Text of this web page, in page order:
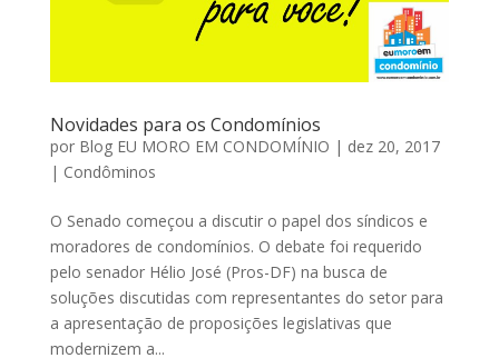
Novidades para os Condomínios
por Blog EU MORO EM CONDOMÍNIO | dez 20, 2017
| Condôminos
O Senado começou a discutir o papel dos síndicos e
moradores de condomínios. O debate foi requerido
pelo senador Hélio José (Pros-DF) na busca de
soluções discutidas com representantes do setor para
a apresentação de proposições legislativas que
modernizem a...